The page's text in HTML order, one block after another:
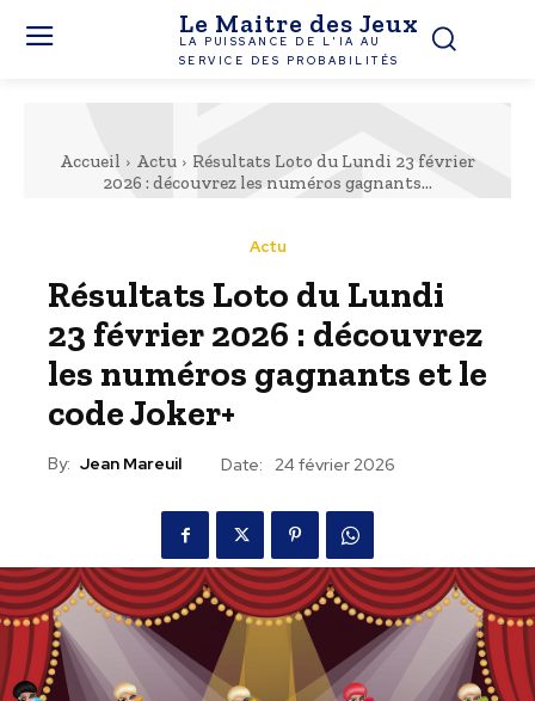
Le Maitre des Jeux
LA PUISSANCE DE L'IA AU
SERVICE DES PROBABILITÉS
Accueil Actu
Résultats Loto du Lundi 23 février
2026 : découvrez les numéros gagnants...
Actu
Résultats Loto du Lundi
23 février 2026 : découvrez
les numéros gagnants et le
code Joker+
By: Jean Mareuil Date: 24 février 2026